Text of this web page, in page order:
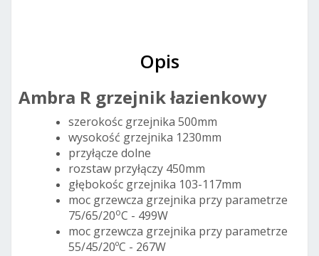
Opis
Ambra R grzejnik łazienkowy
szerokośc grzejnika 500mm
wysokość grzejnika 1230mm
przyłącze dolne
rozstaw przyłączy 450mm
głębokośc grzejnika 103-117mm
moc grzewcza grzejnika przy parametrze
75/65/20oC - 499W
moc grzewcza grzejnika przy parametrze
55/45/20ºC - 267W